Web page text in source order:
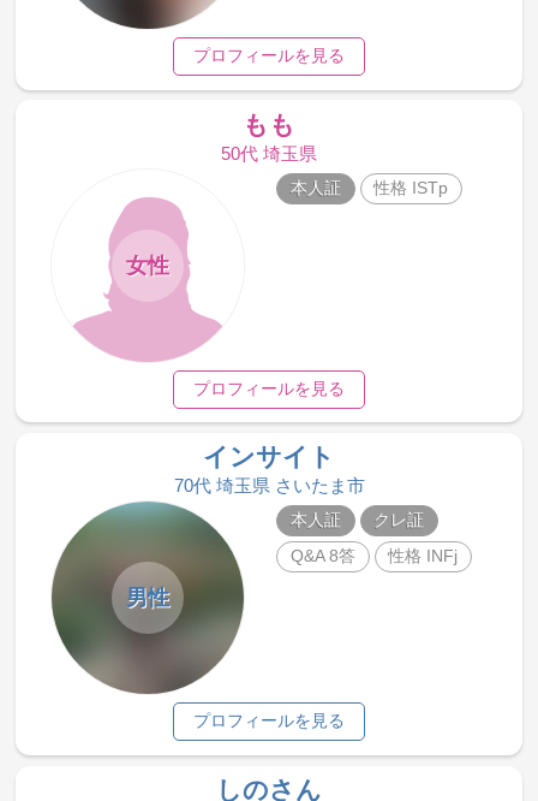
プロフィールを見る
もも
50代 埼玉県
女性
本人証 性格 ISTp
プロフィールを見る
インサイト
70代 埼玉県 さいたま市
男性
本人証
クレ証
Q&A 8答
性格 INFj
プロフィールを見る
しのさん